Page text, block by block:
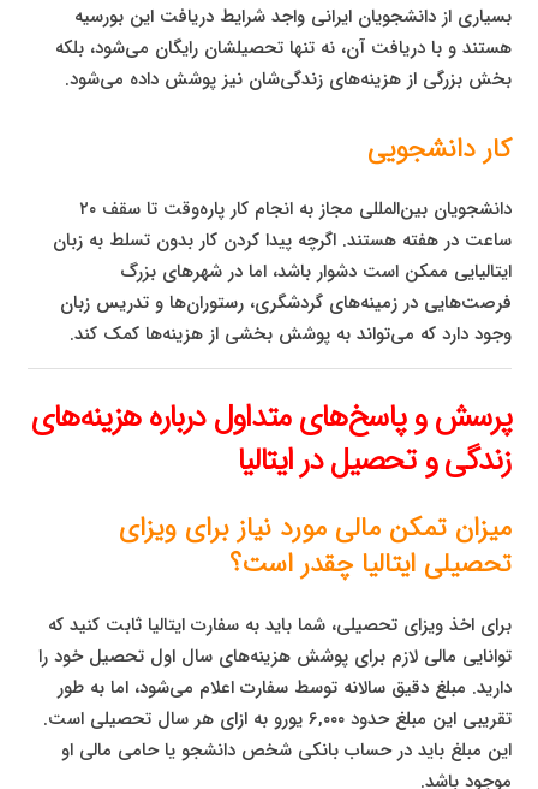
بسیاری از دانشجویان ایرانی واجد شرایط دریافت این بورسیه
هستند و با دریافت آن، نه تنها تحصیلشان رایگان می‌شود، بلکه
بخش بزرگی از هزینه‌های زندگی‌شان نیز پوشش داده می‌شود.
کار دانشجویی
دانشجویان بین‌المللی مجاز به انجام کار پاره‌وقت تا سقف ۲۰
ساعت در هفته هستند. اگرچه پیدا کردن کار بدون تسلط به زبان
ایتالیایی ممکن است دشوار باشد، اما در شهرهای بزرگ
فرصت‌هایی در زمینه‌های گردشگری، رستوران‌ها و تدریس زبان
وجود دارد که می‌تواند به پوشش بخشی از هزینه‌ها کمک کند.
پرسش و پاسخ‌های متداول درباره هزینه‌های
زندگی و تحصیل در ایتالیا
میزان تمکن مالی مورد نیاز برای ویزای
تحصیلی ایتالیا چقدر است؟
برای اخذ ویزای تحصیلی، شما باید به سفارت ایتالیا ثابت کنید که
توانایی مالی لازم برای پوشش هزینه‌های سال اول تحصیل خود را
دارید. مبلغ دقیق سالانه توسط سفارت اعلام می‌شود، اما به طور
تقریبی این مبلغ حدود ۶,۰۰۰ یورو به ازای هر سال تحصیلی است.
این مبلغ باید در حساب بانکی شخص دانشجو یا حامی مالی او
موجود باشد.